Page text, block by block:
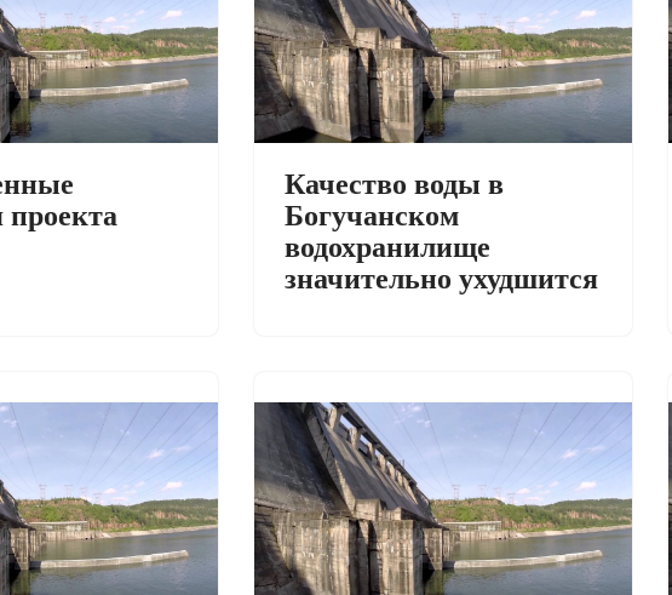
Качество воды в
Богучанском
водохранилище
значительно ухудшится